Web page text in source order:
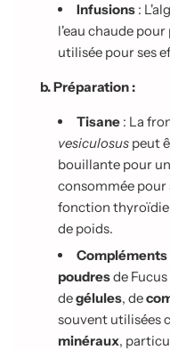
Infusions :
l'eau chaude
utilisée pour ses
b. Préparation :
Tisane : La
vesiculosus peut
bouillante pour
consommée pour
fonction
de poids.
poudresde
degélules, de
souvent utilisées
minéraux,